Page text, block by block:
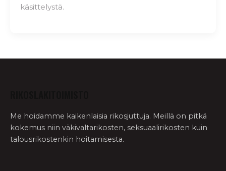
käsittelystä.
Me hoidamme kaikenlaisia rikosjuttuja. Meillä on pitkä
kokemus niin väkivaltarikosten, seksuaalirikosten kuin
talousrikostenkin hoitamisesta.